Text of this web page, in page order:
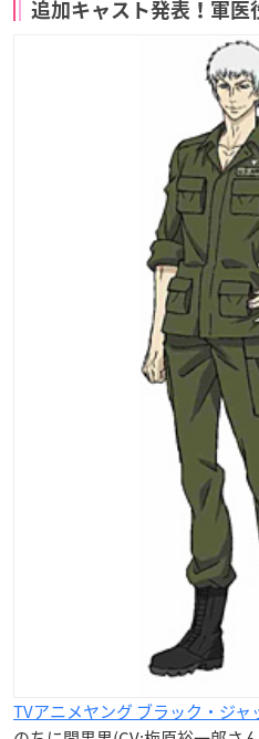
追加キャスト発表！軍医
TVアニメヤング ブラック・ジャ